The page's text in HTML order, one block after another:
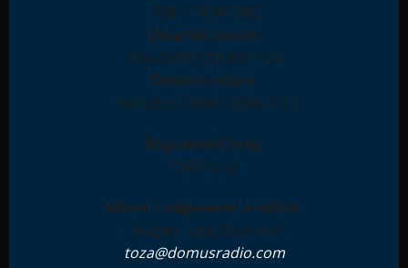
PIB: 114944708
Dinarski račun:
265-7590310000841-93
Devizni račun:
RS35265100000123897181
Registarski broj:
IN001612
Glavni i odgovorni urednik:
Dragan Toza Milanović
toza@domusradio.com